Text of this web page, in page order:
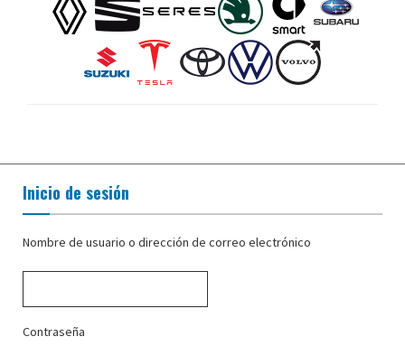
Inicio de sesión
Nombre de usuario o dirección de correo electrónico
Contraseña